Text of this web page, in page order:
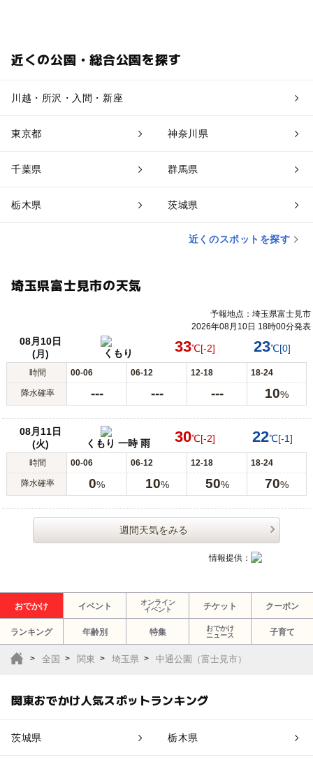
近くの公園・総合公園を探す
川越・所沢・入間・新座
東京都 神奈川県
千葉県 群馬県
栃木県 茨城県
近くのスポットを探す
埼玉県富士見市の天気
予報地点：埼玉県富士見市
2026年08月10日 18時00分発表
08月10日
(月)
くもり 33℃[-2] 23℃[0]
時間 00-06 06-12 12-18 18-24
降水確率 --- --- --- 10%
08月11日
(火)
くもり 一時 雨 30℃[-2] 22℃[-1]
時間 00-06 06-12 12-18 18-24
降水確率 0% 10% 50% 70%
週間天気をみる
情報提供：
おでかけ イベント
オンライン
イベント
チケット クーポン
ランキング 年齢別 特集
おでかけ
ニュース
子育て
全国 関東 埼玉県 中通公園（富士見市）
関東おでかけ人気スポットランキング
茨城県 栃木県